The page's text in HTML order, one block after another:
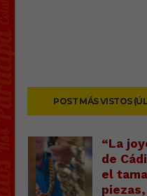
POST MÁS VISTOS
“La
de
el
piezas,